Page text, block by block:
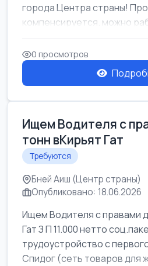
города Центра страны!
компенсируется. можно
0 просмотров
Ищем Водителя с
тонн вКирьят Гат
Требуются
Бней Аиш (Центр страны)
Опубликовано: 18.06.2026
Ищем Водителя с правами
Гат З П 11.000 нетто
трудоустройство с
Спидог (сеть товаров для